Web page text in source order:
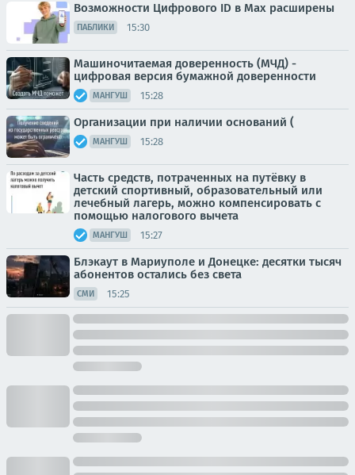
Возможности Цифрового ID в Мах расширены
ПАБЛИКИ 15:30
Машиночитаемая доверенность (МЧД) -
цифровая версия бумажной доверенности
МАНГУШ 15:28
Организации при наличии оснований (
МАНГУШ 15:28
Часть средств, потраченных на путёвку в
детский спортивный, образовательный или
лечебный лагерь, можно компенсировать с
помощью налогового вычета
МАНГУШ 15:27
Блэкаут в Мариуполе и Донецке: десятки тысяч
абонентов остались без света
СМИ 15:25